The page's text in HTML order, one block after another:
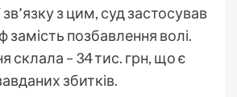
зв’язку з цим, суд застосував
замість позбавлення волі.
склала – 34 тис. грн, що є
збитків.